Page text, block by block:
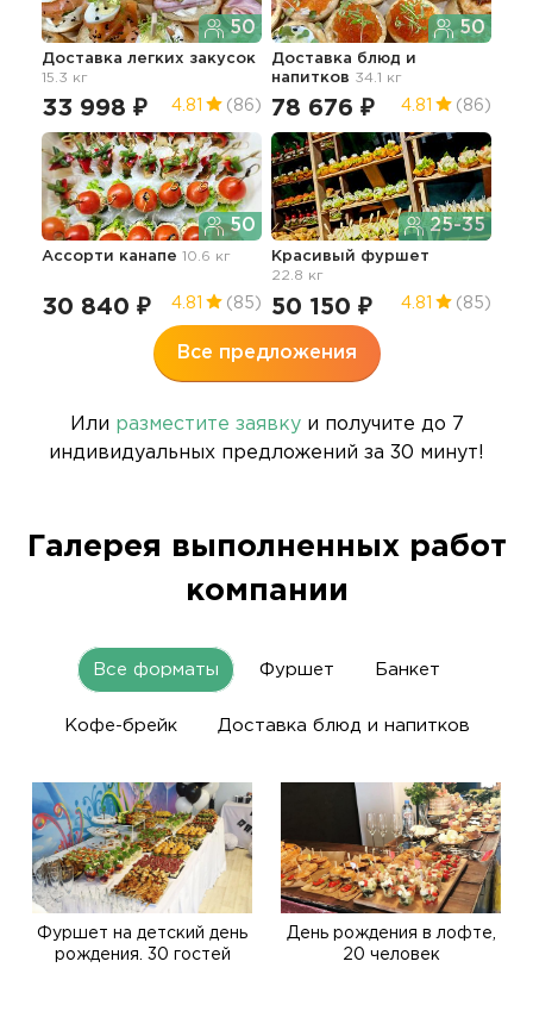
50
Доставка легких закусок
15.3 кг
33 998 ₽ 4.81 (86)
50
Доставка блюд и
напитков 34.1 кг
78 676 ₽ 4.81 (86)
50
Ассорти канапе 10.6 кг
30 840 ₽ 4.81 (85)
25-35
Красивый фуршет
22.8 кг
50 150 ₽ 4.81 (85)
Все предложения
Или разместите заявкуи получите до 7
индивидуальных предложений за 30 минут!
Галерея выполненных работ
компании
Все форматы Фуршет Банкет
Кофе-брейк Доставка блюд и напитков
Фуршет на детский день
рождения. 30 гостей
День рождения в лофте,
20 человек